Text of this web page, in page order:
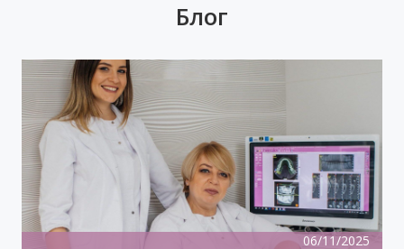
Блог
06/11/2025
У передноворічній метушні, коли купуються
подарунки, прикрашаються оселі, бажаємо
святкового настрою, гармонії, радості!
Нехай прийдешній рік дарує дива й
здійснення заповітного!З Новим Роком!